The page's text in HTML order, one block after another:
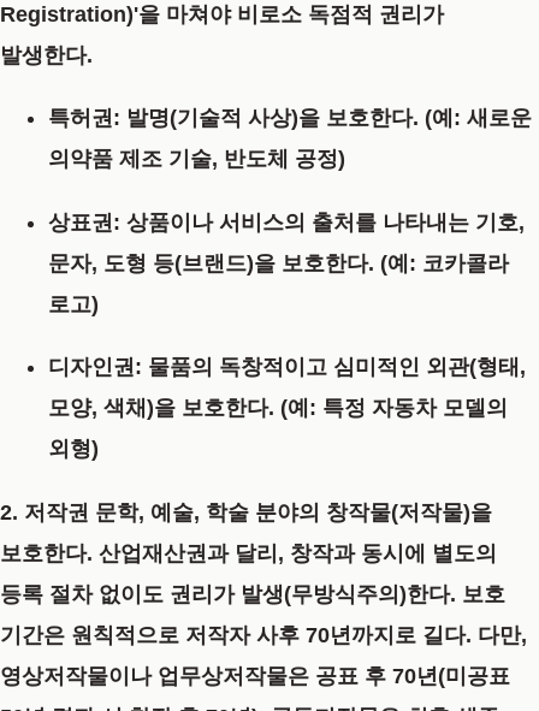
Registration)'을 마쳐야비로소 독점적 권리가
발생한다.
특허권: 발명(기술적 사상)을 보호한다. (예: 새로운
의약품 제조 기술, 반도체 공정)
상표권 : 상품이나 서비스의 출처를 나타내는 기호,
문자, 도형 등(브랜드)을 보호한다. (예: 코카콜라
로고)
디자인권: 물품의 독창적이고 심미적인 외관(형태,
모양, 색채)을 보호한다. (예: 특정 자동차 모델의
외형)
2. 저작권 문학, 예술, 학술 분야의 창작물(저작물)을
보호한다. 산업재산권과 달리, 창작과 동시에 별도의
등록 절차 없이도 권리가 발생(무방식주의)한다. 보호
기간은 원칙적으로 저작자 사후 70년까지로 길다. 다만,
영상저작물이나 업무상저작물은 공표 후 70년(미공표